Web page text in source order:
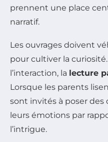
prennent une place
narratif.
Les ouvrages doivent
pour cultiver la
l’interaction, la lecture
Lorsque les parents
sont invités à poser
leurs émotions par
l’intrigue.